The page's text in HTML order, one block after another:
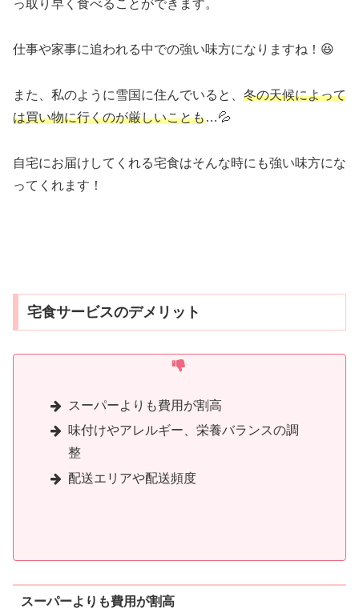
っ取り早く食べることができます。
仕事や家事に追われる中での強い味方になりますね！😆
また、私のように雪国に住んでいると、 冬の天候によって
は買い物に行くのが厳しいことも…💦
自宅にお届けしてくれる宅食はそんな時にも強い味方にな
ってくれます！
宅食サービスのデメリット
スーパーよりも費用が割高
味付けやアレルギー、栄養バランスの調
整
配送エリアや配送頻度
スーパーよりも費用が割高